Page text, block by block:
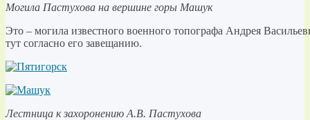
Могила Пастухова на вершине горы Машук
Это – могила известного военного топографа Андрея
тут согласно его завещанию.
Лестница к захоронению А.В. Пастухова